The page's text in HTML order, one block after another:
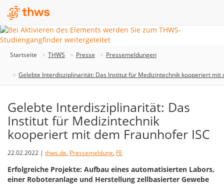
Startseite THWS Presse Pressemeldungen
Gelebte Interdisziplinarität: Das Institut für Medizintechnik kooperiert mit
Gelebte Interdisziplinarität: Das
Institut für Medizintechnik
kooperiert mit dem Fraunhofer ISC
22.02.2022 | thws.de, Pressemeldung, FE
Erfolgreiche Projekte: Aufbau eines automatisierten Labors,
einer Roboteranlage und Herstellung zellbasierter Gewebe